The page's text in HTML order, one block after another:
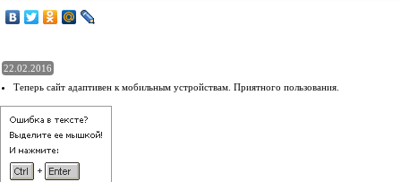
22.02.2016
Теперь сайт адаптивен к мобильным устройствам. Приятного пользования.